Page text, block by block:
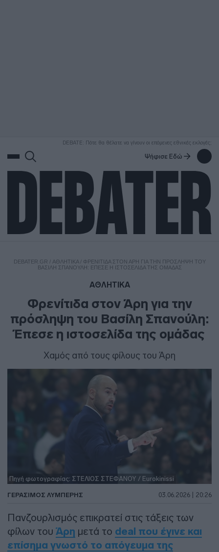
DEBATE: Πότε θα θέλατε να γίνουν οι επόμενες εθνικές εκλογές;
Ψήφισε Εδώ
DEBATER.GR / ΑΘΛΗΤΙΚΑ/ ΦΡΕΝΊΤΙΔΑ ΣΤΟΝ ΆΡΗ ΓΙΑ ΤΗΝ ΠΡΌΣΛΗΨΗ ΤΟΥ
ΒΑΣΊΛΗ ΣΠΑΝΟΎΛΗ: ΈΠΕΣΕ Η ΙΣΤΟΣΕΛΊΔΑ ΤΗΣ ΟΜΆΔΑΣ
ΑΘΛΗΤΙΚΑ
Φρενίτιδα στον Άρη για την
πρόσληψη του Βασίλη Σπανούλη:
Έπεσε η ιστοσελίδα της ομάδας
Χαμός από τους φίλους του Άρη
Πηγή φωτογραφίας: ΣΤΕΛΙΟΣ ΣΤΕΦΑΝΟΥ / Eurokinissi
ΓΕΡΆΣΙΜΟΣ ΛΥΜΠΈΡΗΣ 03.06.2026 | 20:26
Πανζουρλισμός επικρατεί στις τάξεις των
φίλων του Άρη μετά το deal που έγινε και
επίσημα γνωστό το απόγευμα της